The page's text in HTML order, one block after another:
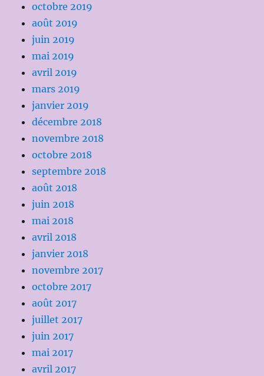
octobre 2019
août 2019
juin 2019
mai 2019
avril 2019
mars 2019
janvier 2019
décembre 2018
novembre 2018
octobre 2018
septembre 2018
août 2018
juin 2018
mai 2018
avril 2018
janvier 2018
novembre 2017
octobre 2017
août 2017
juillet 2017
juin 2017
mai 2017
avril 2017